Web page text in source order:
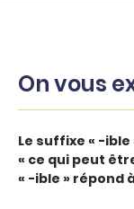
On vous
Le suffixe « -ible
« ce qui peut
« -ible » répond